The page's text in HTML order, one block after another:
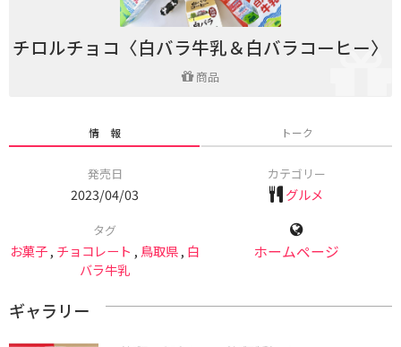
チロルチョコ〈白バラ牛乳＆白バラコーヒー〉
商品
情 報 トーク
発売日
2023/04/03
カテゴリー
グルメ
タグ
お菓子, チョコレート , 鳥取県, 白
バラ牛乳
ホームページ
ギャラリー